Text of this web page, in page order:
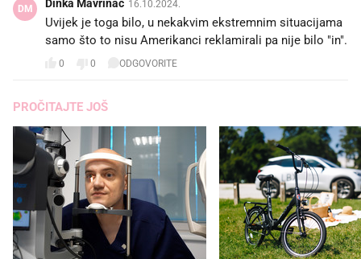
DM Dinka Mavrinac 16.10.2024.
Uvijek je toga bilo, u nekakvim ekstremnim situacijama
samo što to nisu Amerikanci reklamirali pa nije bilo "in".
0 0 ODGOVORITE
PROČITAJTE JOŠ